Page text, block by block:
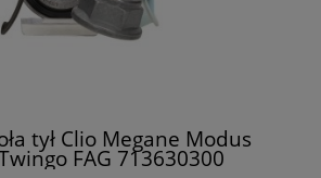
tył Clio Megane Modus
FAG 713630300